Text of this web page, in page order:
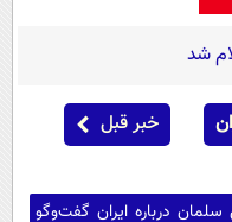
شد
خبر قبل
درباره ایران گفت‌وگو